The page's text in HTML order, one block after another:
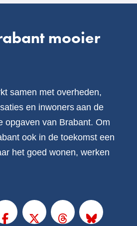
mooier
samen met overheden,
en inwoners aan de
opgaven van Brabant. Om
ook in de toekomst een
het goed wonen, werken